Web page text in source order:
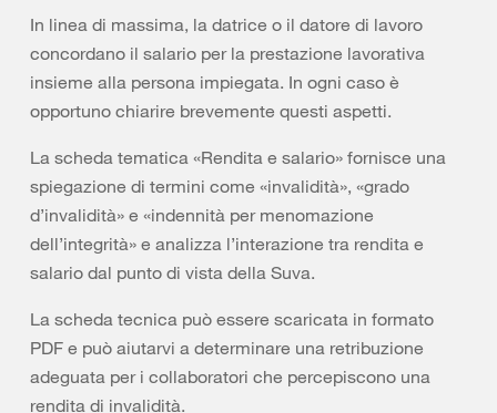
In linea di massima, la datrice o il datore di lavoro
concordano il salario per la prestazione lavorativa
insieme alla persona impiegata. In ogni caso è
opportuno chiarire brevemente questi aspetti.
La scheda tematica «Rendita e salario» fornisce una
spiegazione di termini come «invalidità», «grado
d’invalidità» e «indennità per menomazione
dell’integrità» e analizza l’interazione tra rendita e
salario dal punto di vista della Suva.
La scheda tecnica può essere scaricata in formato
PDF e può aiutarvi a determinare una retribuzione
adeguata per i collaboratori che percepiscono una
rendita di invalidità.